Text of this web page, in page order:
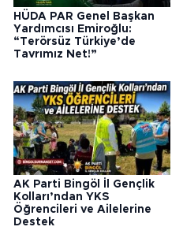
HÜDA PAR Genel Başkan
Yardımcısı Emiroğlu:
“Terörsüz Türkiye’de
Tavrımız Net!”
AK Parti Bingöl İl Gençlik
Kolları’ndan YKS
Öğrencileri ve Ailelerine
Destek